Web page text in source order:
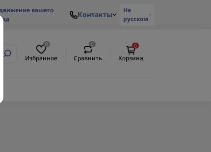
вашего
Контакты
На
русском
0
Избранное
0
Сравнить
0
Корзина